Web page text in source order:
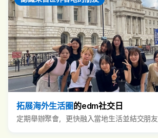
拓展海外生活圈的edm社交日
定期舉辦聚會，更快融入當地生活並結交朋友